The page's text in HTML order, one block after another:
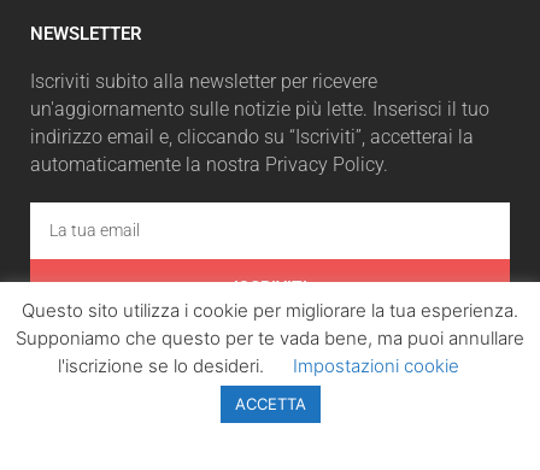
NEWSLETTER
Iscriviti subito alla newsletter per ricevere
un'aggiornamento sulle notizie più lette. Inserisci il tuo
indirizzo email e, cliccando su “Iscriviti”, accetterai la
automaticamente la nostra Privacy Policy.
ISCRIVITI
Questo sito utilizza i cookie per migliorare la tua esperienza.
Supponiamo che questo per te vada bene, ma puoi annullare
l'iscrizione se lo desideri.
Impostazioni cookie
ACCETTA